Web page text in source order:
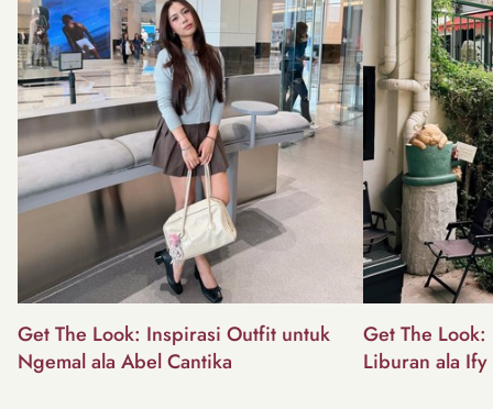
Get The Look: Inspirasi Outfit untuk
Ngemal ala Abel Cantika
Get The
Liburan ala Ify